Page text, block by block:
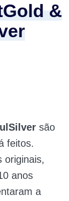
&
são
feitos.
originais,
anos
a